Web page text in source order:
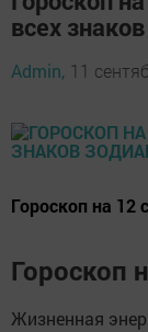
всех
Admin, 11
Гороскоп на 12
Гороскоп
Жизненная